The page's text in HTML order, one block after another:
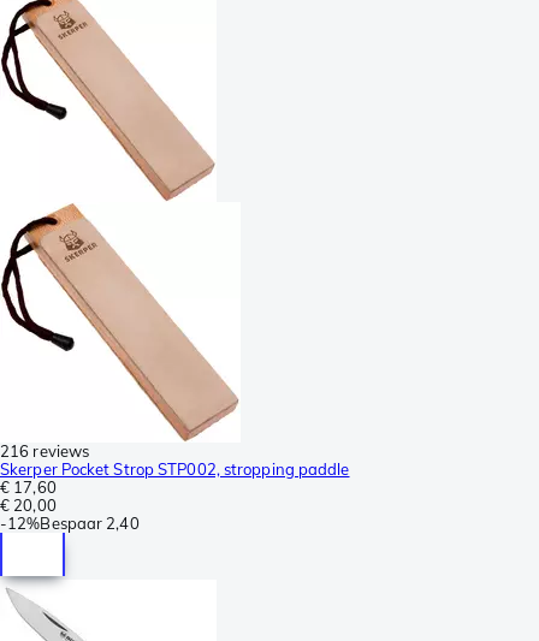
216 reviews
Skerper Pocket Strop STP002, stropping paddle
€ 17,60
€ 20,00
-12%Bespaar 2,40